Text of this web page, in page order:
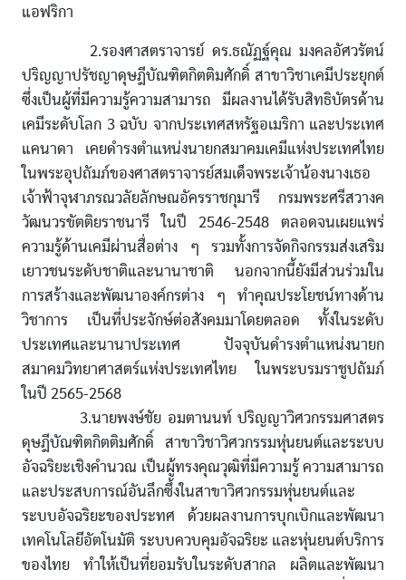
แอฟริกา
2.รองศาสตราจารย์ ดร.ธณัฏฐ์คุณ มงคลอัศวรัตน์
ปริญญาปรัชญาดุษฎีบัณฑิตกิตติมศักดิ์ สาขาวิชาเคมีประยุกต์
ซึ่งเป็นผู้ที่มีความรู้ความสามารถ มีผลงานได้รับสิทธิบัตรด้าน
เคมีระดับโลก 3 ฉบับ จากประเทศสหรัฐอเมริกา และประเทศ
แคนาดา เคยดำรงตำแหน่งนายกสมาคมเคมีแห่งประเทศไทย
ในพระอุปถัมภ์ของศาสตราจารย์สมเด็จพระเจ้าน้องนางเธอ
เจ้าฟ้าจุฬาภรณวลัยลักษณอัครราชกุมารี กรมพระศรีสวางค
วัฒนวรขัตติยราชนารี ในปี 2546-2548 ตลอดจนเผยแพร่
ความรู้ด้านเคมีผ่านสื่อต่าง ๆ รวมทั้งการจัดกิจกรรมส่งเสริม
เยาวชนระดับชาติและนานาชาติ นอกจากนี้ยังมีส่วนร่วมใน
การสร้างและพัฒนาองค์กรต่าง ๆ ทำคุณประโยชน์ทางด้าน
วิชาการ เป็นที่ประจักษ์ต่อสังคมมาโดยตลอด ทั้งในระดับ
ประเทศและนานาประเทศ ปัจจุบันดำรงตำแหน่งนายก
สมาคมวิทยาศาสตร์แห่งประเทศไทย ในพระบรมราชูปถัมภ์
ในปี 2565-2568
3.นายพงษ์ชัย อมตานนท์ ปริญญาวิศวกรรมศาสตร
ดุษฎีบัณฑิตกิตติมศักดิ์ สาขาวิชาวิศวกรรมหุ่นยนต์และระบบ
อัจฉริยะเชิงคำนวณ เป็นผู้ทรงคุณวุฒิที่มีความรู้ ความสามารถ
และประสบการณ์อันลึกซึ้งในสาขาวิศวกรรมหุ่นยนต์และ
ระบบอัจฉริยะของประทศ ด้วยผลงานการบุกเบิกและพัฒนา
เทคโนโลยีอัตโนมัติ ระบบควบคุมอัจฉริยะ และหุ่นยนต์บริการ
ของไทย ทำให้เป็นที่ยอมรับในระดับสากล ผลิตและพัฒนา